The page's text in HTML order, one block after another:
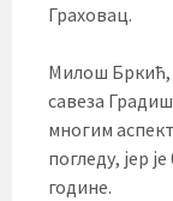
Граховац.
Милош Бркић,
савеза
многим
погледу, јер
године.